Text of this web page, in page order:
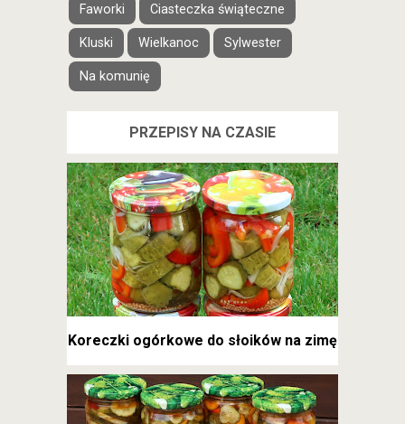
Faworki Ciasteczka świąteczne
Kluski Wielkanoc Sylwester
Na komunię
PRZEPISY NA CZASIE
Koreczki ogórkowe do słoików na zimę